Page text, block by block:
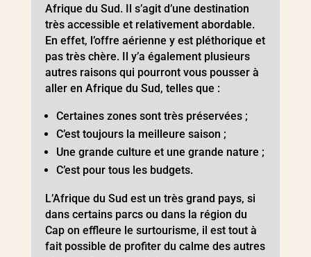
Afrique du Sud. Il s’agit d’une destination
très accessible et relativement abordable.
En effet, l’offre aérienne y est pléthorique et
pas très chère. Il y’a également plusieurs
autres raisons qui pourront vous pousser à
aller en Afrique du Sud, telles que :
Certaines zones sont très préservées ;
C’est toujours la meilleure saison ;
Une grande culture et une grande nature ;
C’est pour tous les budgets.
L’Afrique du Sud est un très grand pays, si
dans certains parcs ou dans la région du
Cap on effleure le surtourisme, il est tout à
fait possible de profiter du calme des autres